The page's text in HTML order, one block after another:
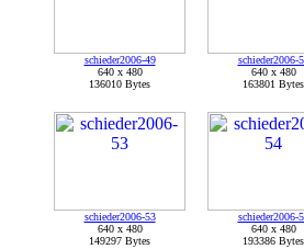
schieder2006-49
640 x 480
136010 Bytes
schieder2006-
640 x 480
163801 Bytes
schieder2006-53
640 x 480
149297 Bytes
schieder2006-
640 x 480
193386 Bytes